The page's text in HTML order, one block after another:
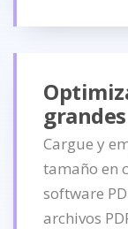
grandes
Cargue y
tamaño en
software
archivos